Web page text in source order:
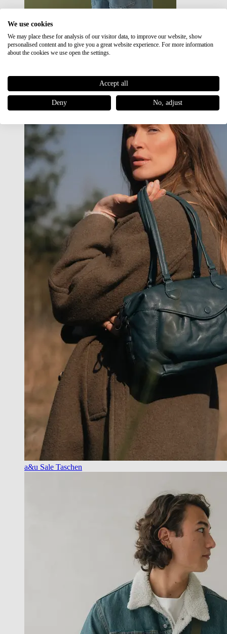
Japan RE lite
Sale
a&u Sale Taschen
We use cookies
We may place these for analysis of our visitor data, to improve our website, show
personalised content and to give you a great website experience. For more information
about the cookies we use open the settings.
Accept all
Deny No, adjust